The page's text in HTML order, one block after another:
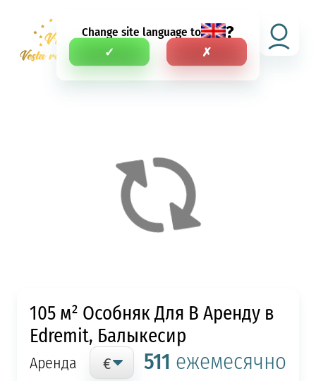
Change site language to ?
✓ ✗
RU
105 м² Особняк Для В Аренду в
Edremit, Балыкесир
Аренда 511 ежемесячно